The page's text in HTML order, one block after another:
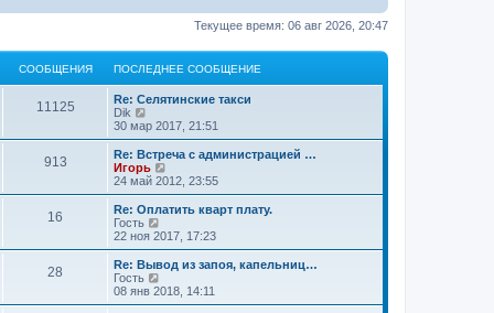
Текущее время: 06 авг 2026, 20:47
СООБЩЕНИЯ ПОСЛЕДНЕЕ СООБЩЕНИЕ
11125
Re: Селятинские такси
Dik
е
р
е
т
п
о
с
е
д
н
е
30 мар 2017, 21:51
913
Re: Встреча с администрацией …
Игорь
е
р
е
т
п
о
с
24 май 2012, 23:55
16
Re: Оплатить кварт плату.
Гость
е
р
е
т
22 ноя 2017, 17:23
28
Re: Вывод из запоя, капельниц…
Гость
е
р
08 янв 2018, 14:11